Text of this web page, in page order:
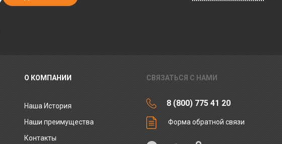
О КОМПАНИИ
Наша История
Наши преимущества
Контакты
СВЯЗАТЬСЯ С НАМИ
8 (800) 775 41 20
Форма обратной связи